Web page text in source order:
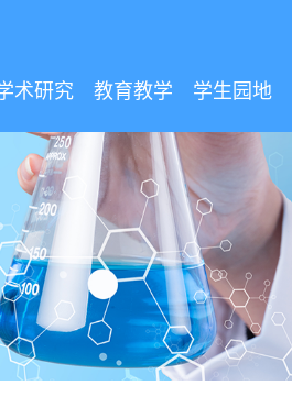
术研究 教育教学 学生园地